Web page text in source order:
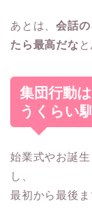
あとは、会話
たら最高だな
集団行動
うくらい
始業式やお誕
し、
最初から最後